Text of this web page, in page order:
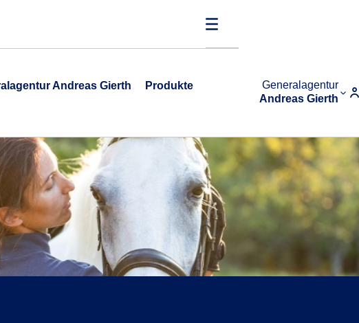
Generalagentur
Andreas Gierth
Andreas Gierth Produkte